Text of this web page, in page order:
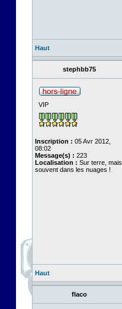
Haut
stephbb75
VIP
Inscription : 05 Avr 2012,
08:02
Message(s) : 223
Localisation : Sur terre, mais
souvent dans les nuages !
Haut
flaco